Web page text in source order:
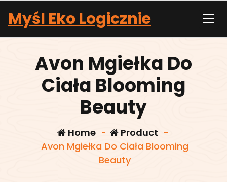
content
Myśl Eko Logicznie
Avon Mgiełka Do
Ciała Blooming
Beauty
Home- Product -
Avon Mgiełka Do Ciała Blooming
Beauty